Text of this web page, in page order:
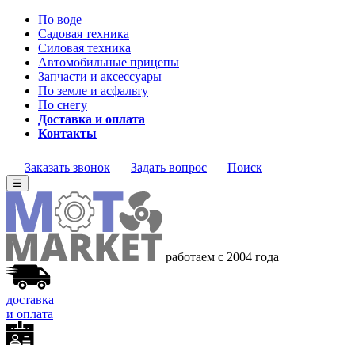
По воде
Садовая техника
Силовая техника
Автомобильные прицепы
Запчасти и аксессуары
По земле и асфальту
По снегу
Доставка и оплата
Контакты
Заказать звонок Задать вопрос Поиск
☰
работаем с 2004 года
доставка
и оплата